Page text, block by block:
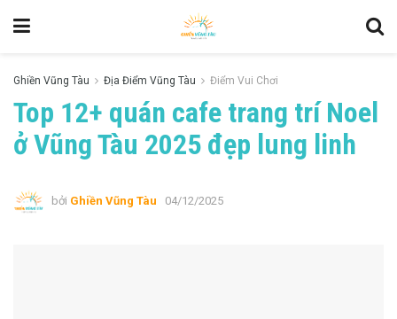
Ghiền Vũng Tàu Địa Điểm Vũng Tàu Điểm Vui Chơi
Top 12+ quán cafe trang trí Noel
ở Vũng Tàu 2025 đẹp lung linh
bởi Ghiền Vũng Tàu 04/12/2025